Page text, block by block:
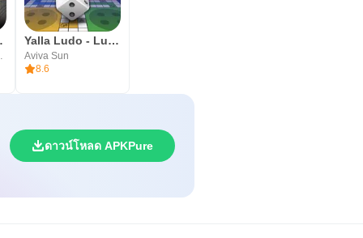
Ltd.
Yalla Ludo - Ludo&Jackaroo
Aviva Sun
8.6
ดาวน์โหลด APKPure